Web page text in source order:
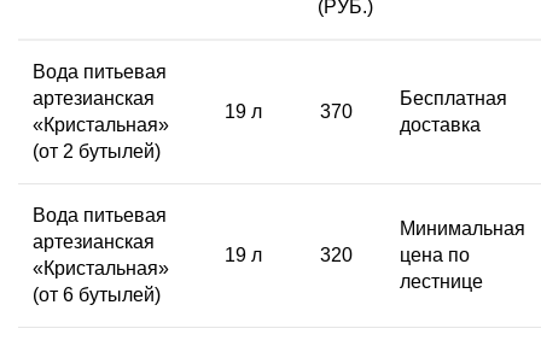
(РУБ.)
Вода питьевая
артезианская
«Кристальная»
(от 2 бутылей)
19 л 370
Бесплатная
доставка
Вода питьевая
артезианская
«Кристальная»
(от 6 бутылей)
19 л 320
Минимальная
цена по
лестнице